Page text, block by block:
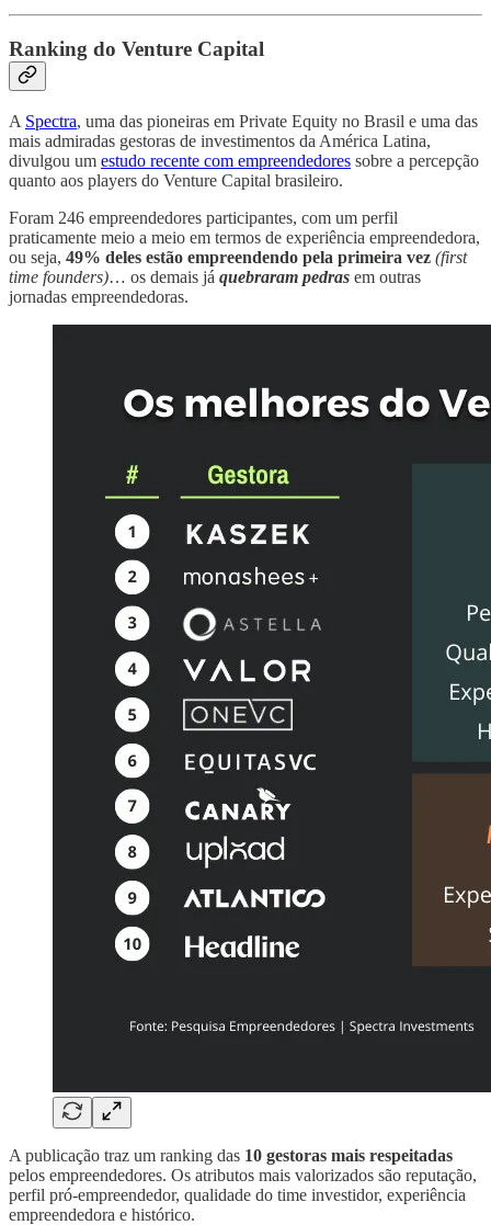
Ranking do Venture Capital
A Spectra, uma das pioneiras em Private Equity no Brasil e uma das
mais admiradas gestoras de investimentos da América Latina,
divulgou um estudo recente com empreendedores sobre a percepção
quanto aos players do Venture Capital brasileiro.
Foram 246 empreendedores participantes, com um perfil
praticamente meio a meio em termos de experiência empreendedora,
ou seja, 49% deles estão empreendendo pela primeira vez (first
time founders)… os demais já quebraram pedras em outras
jornadas empreendedoras.
A publicação traz um ranking das 10 gestoras mais respeitadas
pelos empreendedores. Os atributos mais valorizados são reputação,
perfil pró-empreendedor, qualidade do time investidor, experiência
empreendedora e histórico.